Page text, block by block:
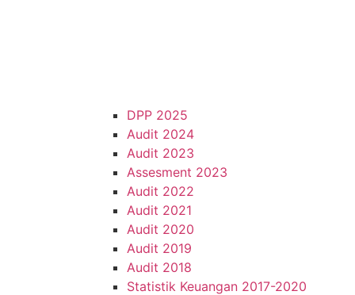
DPP 2025
Audit 2024
Audit 2023
Assesment 2023
Audit 2022
Audit 2021
Audit 2020
Audit 2019
Audit 2018
Statistik Keuangan 2017-2020